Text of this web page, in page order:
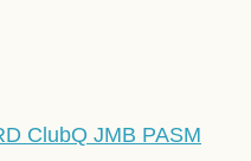
ClubQ JMB PASM